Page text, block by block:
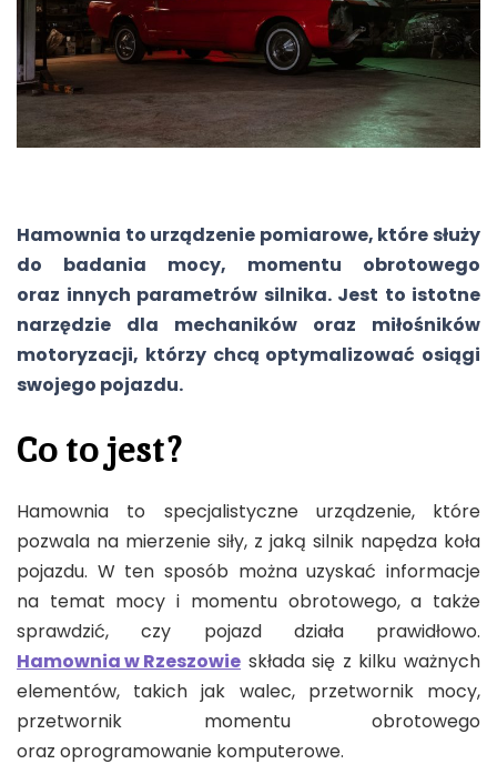
Hamownia to urządzenie pomiarowe, które służy
do badania mocy, momentu obrotowego
oraz innych parametrów silnika. Jest to istotne
narzędzie dla mechaników oraz miłośników
motoryzacji, którzy chcą optymalizować osiągi
swojego pojazdu.
Co to jest?
Hamownia to specjalistyczne urządzenie, które
pozwala na mierzenie siły, z jaką silnik napędza koła
pojazdu. W ten sposób można uzyskać informacje
na temat mocy i momentu obrotowego, a także
sprawdzić, czy pojazd działa prawidłowo.
Hamownia w Rzeszowie składa się z kilku ważnych
elementów, takich jak walec, przetwornik mocy,
przetwornik momentu obrotowego
oraz oprogramowanie komputerowe.